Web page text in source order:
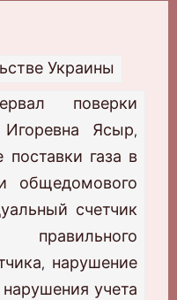
Украины
поверки
Ясыр,
поставки газа в
общедомового
счетчик
правильного
, нарушение
нарушения учета